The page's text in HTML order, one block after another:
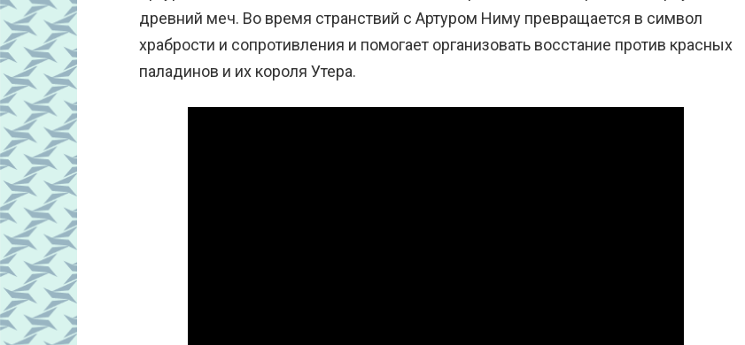
древний меч. Во время странствий с Артуром Ниму превращается в символ
храбрости и сопротивления и помогает организовать восстание против красных
паладинов и их короля Утера.